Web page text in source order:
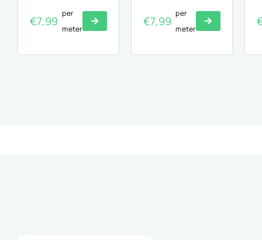
€7,99
per
meter
€7,99
per
meter